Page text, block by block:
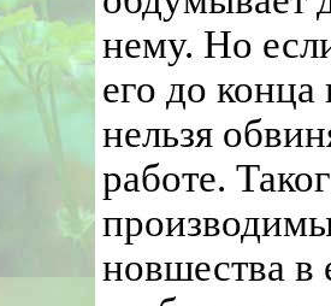
нему. Но
его до
нельзя
работе.
новшества в